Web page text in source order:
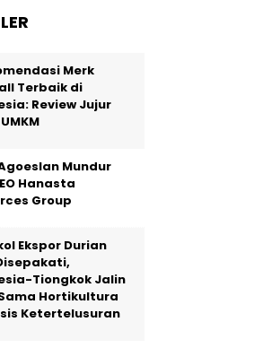
Merk
Terbaik di
Review Jujur
Mundur
Hanasta
Group
Ekspor Durian
Tiongkok Jalin
Hortikultura
Ketertelusuran